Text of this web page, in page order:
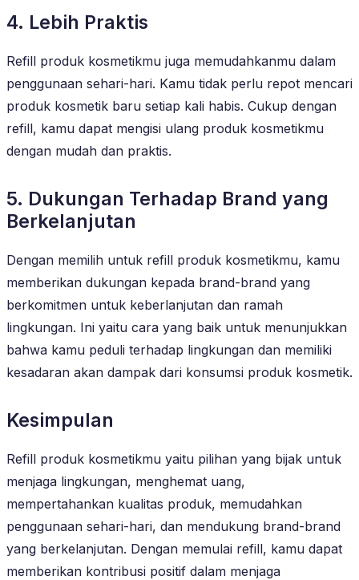
4. Lebih Praktis
Refill produk kosmetikmu juga memudahkanmu dalam
penggunaan sehari-hari. Kamu tidak perlu repot mencari
produk kosmetik baru setiap kali habis. Cukup dengan
refill, kamu dapat mengisi ulang produk kosmetikmu
dengan mudah dan praktis.
5. Dukungan Terhadap Brand yang
Berkelanjutan
Dengan memilih untuk refill produk kosmetikmu, kamu
memberikan dukungan kepada brand-brand yang
berkomitmen untuk keberlanjutan dan ramah
lingkungan. Ini yaitu cara yang baik untuk menunjukkan
bahwa kamu peduli terhadap lingkungan dan memiliki
kesadaran akan dampak dari konsumsi produk kosmetik.
Kesimpulan
Refill produk kosmetikmu yaitu pilihan yang bijak untuk
menjaga lingkungan, menghemat uang,
mempertahankan kualitas produk, memudahkan
penggunaan sehari-hari, dan mendukung brand-brand
yang berkelanjutan. Dengan memulai refill, kamu dapat
memberikan kontribusi positif dalam menjaga